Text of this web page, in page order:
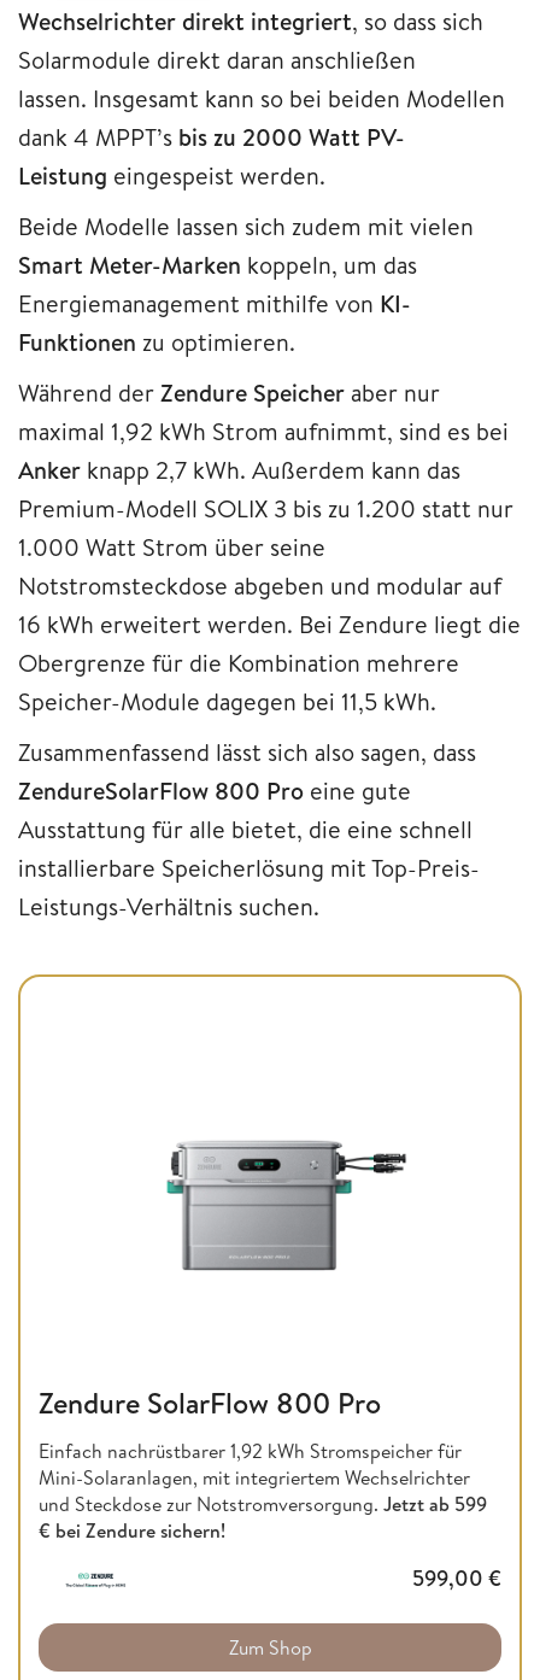
Wechselrichter direkt integriert, so dass sich
Solarmodule direkt daran anschließen
lassen. Insgesamt kann so bei beiden Modellen
dank 4 MPPT’s bis zu 2000 Watt PV-
Leistung eingespeist werden.
Beide Modelle lassen sich zudem mit vielen
Smart Meter-Marken koppeln, um das
Energiemanagement mithilfe von KI-
Funktionen zu optimieren.
Während derZendure Speicher aber nur
maximal 1,92 kWh Strom aufnimmt, sind es bei
Anker knapp 2,7 kWh. Außerdem kann das
Premium-Modell SOLIX 3 bis zu 1.200 statt nur
1.000 Watt Strom über seine
Notstromsteckdose abgeben und modular auf
16 kWh erweitert werden. Bei Zendure liegt die
Obergrenze für die Kombination mehrere
Speicher-Module dagegen bei 11,5 kWh.
Zusammenfassend lässt sich also sagen, dass
ZendureSolarFlow 800 Pro eine gute
Ausstattung für alle bietet, die eine schnell
installierbare Speicherlösung mit Top-Preis-
Leistungs-Verhältnis suchen.
Zendure SolarFlow 800 Pro
Einfach nachrüstbarer 1,92 kWh Stromspeicher für
Mini-Solaranlagen, mit integriertem Wechselrichter
und Steckdose zur Notstromversorgung. Jetzt ab 599
€ bei Zendure sichern!
599,00 €
Zum Shop